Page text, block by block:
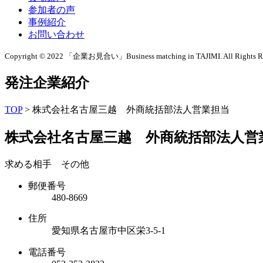
参加者の声
事例紹介
お問い合わせ
Copyright © 2022 「企業お見合い」Business matching in TAJIMI. All Rights
発注企業紹介
TOP> 株式会社名古屋三越 外商統括部法人営業担当
株式会社名古屋三越 外商統括部法人営
求める相手 その他
郵便番号
480-8669
住所
愛知県名古屋市中区栄3-5-1
電話番号